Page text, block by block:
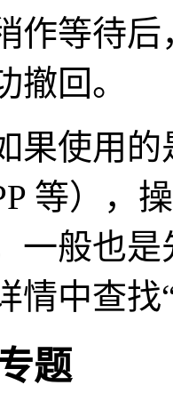
等待后，
撤回。
使用的是
等），
一般也
情中查
题